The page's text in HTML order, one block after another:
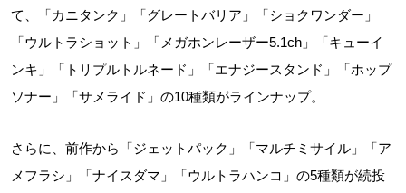
て、「カニタンク」「グレートバリア」「ショクワンダー」
「ウルトラショット」「メガホンレーザー5.1ch」「キューイ
ンキ」「トリプルトルネード」「エナジースタンド」「ホップ
ソナー」「サメライド」の10種類がラインナップ。
さらに、前作から「ジェットパック」「マルチミサイル」「ア
メフラシ」「ナイスダマ」「ウルトラハンコ」の5種類が続投